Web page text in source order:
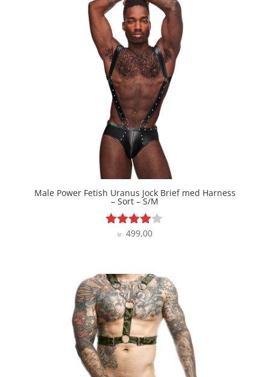
Male Power Fetish Uranus Jock Brief med Harness
– Sort – S/M
Vurderet
kr.499,00